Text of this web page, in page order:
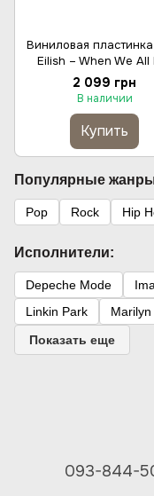
Виниловая
Eilish – When We All
Asleep, Where Do We
(LP, Album, Gatefold,
2 099 грн
В наличии
Купить
Популярные
Pop Rock Hip
Исполнители:
Depeche Mode
Linkin Park
Показать еще
093-844-